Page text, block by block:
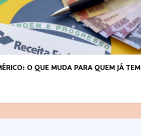
O QUE MUDA PARA QUEM JÁ TEM